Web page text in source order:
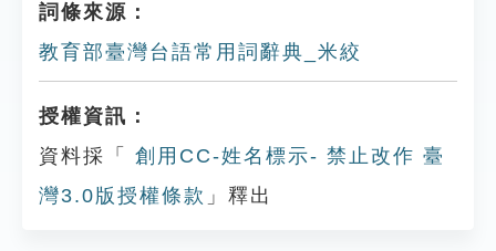
詞條來源：
教育部臺灣台語常用詞辭典_米絞
授權資訊：
資料採「
創用CC-姓名標示- 禁止改作 臺
灣3.0版授權條款 」釋出